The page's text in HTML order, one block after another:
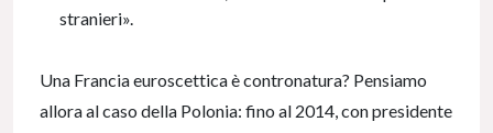
stranieri».
Una Francia euroscettica è contronatura? Pensiamo
allora al caso della Polonia: fino al 2014, con presidente